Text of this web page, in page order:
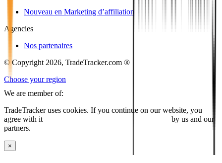
Nouveau en Marketing d’affiliation
Agencies
Nos partenaires
© Copyright 2026, TradeTracker.com ®
Choose your region
We are member of:
TradeTracker uses cookies. If you continue on our website, you
agree with it
by us and our
partners.
×